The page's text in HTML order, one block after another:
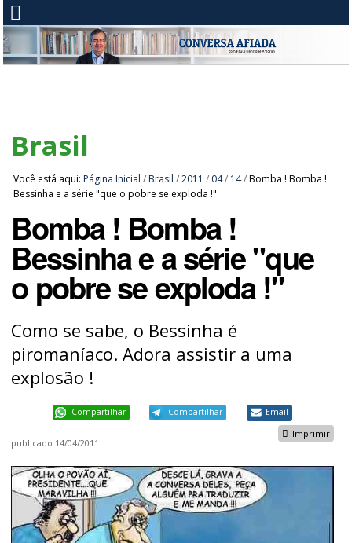
Brasil
Você está aqui: Página Inicial / Brasil /2011 / 04/ 14/Bomba ! Bomba !
Bessinha e a série "que o pobre se exploda !"
Bomba ! Bomba !
Bessinha e a série "que
o pobre se exploda !"
Como se sabe, o Bessinha é
piromaníaco. Adora assistir a uma
explosão !
Compartilhar Compartilhar Email
Imprimir
publicado 14/04/2011